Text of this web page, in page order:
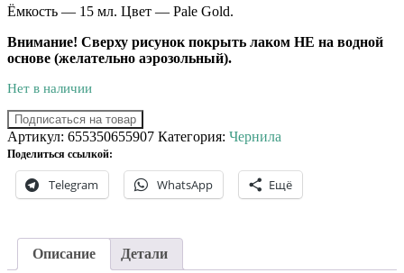
Ёмкость — 15 мл. Цвет — Pale Gold.
Внимание! Сверху рисунок покрыть лаком НЕ на водной
основе (желательно аэрозольный).
Нет в наличии
Подписаться на товар
Артикул: 655350655907 Категория: Чернила
Поделиться ссылкой:
Telegram WhatsApp Ещё
Описание Детали